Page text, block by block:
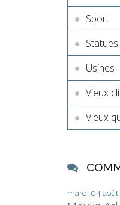
Sport
Usines
Vieux
Vieux
mardi 04 août